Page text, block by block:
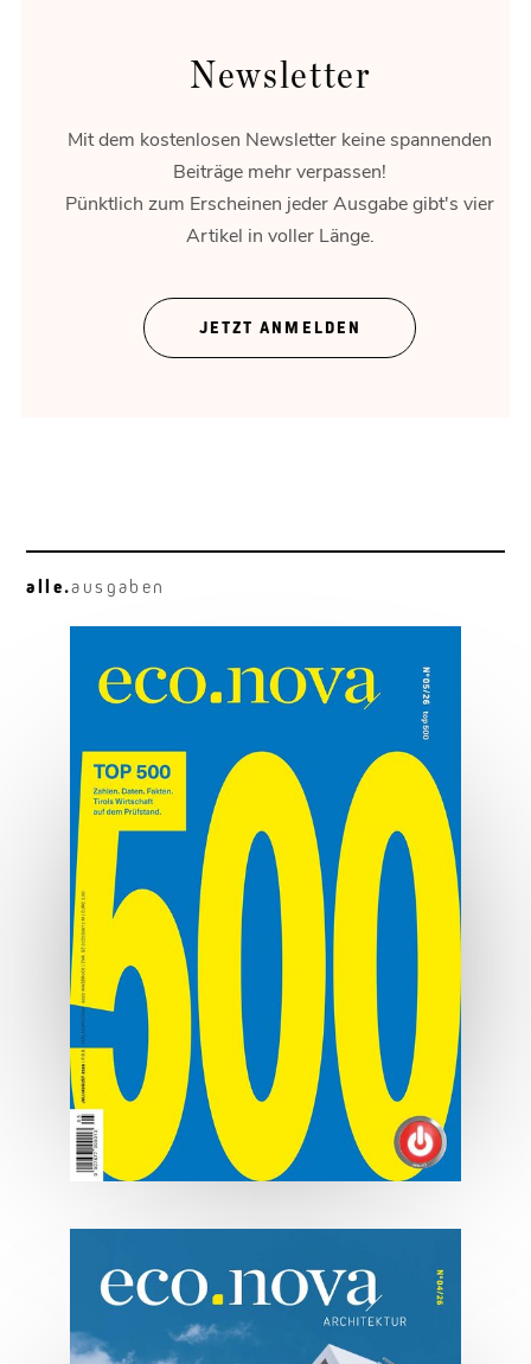
Theater ohne Zeigefinger
Gregor Bloéb über „Feuernacht“. Und mehr.
Hauben, Herz und Hauptplatz.
MEHR ERFAHREN
Newsletter
Mit dem kostenlosen Newsletter keine spannenden
Beiträge mehr verpassen!
Pünktlich zum Erscheinen jeder Ausgabe gibt's vier
Artikel in voller Länge.
JETZT ANMELDEN
alle.ausgaben
07/2026